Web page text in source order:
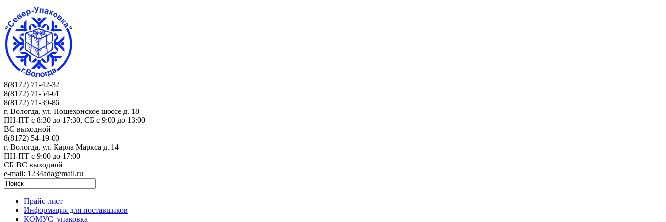
8(8172) 71-42-32
8(8172) 71-54-61
8(8172) 71-39-86
г. Вологда, ул. Пошехонское шоссе д. 18
ПН-ПТ c 8:30 до 17:30, СБ с 9:00 до 13:00
ВС выходной
8(8172) 54-19-00
г. Вологда, ул. Карла Маркса д. 14
ПН-ПТ c 9:00 до 17:00
СБ-ВС выходной
e-mail: 1234ada@mail.ru
Прайс-лист
Информация для поставщиков
КОМУС–упаковка